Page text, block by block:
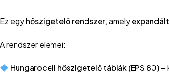
Ez egyhőszigetelő rendszer, amely
A rendszer elemei:
Hungarocell hőszigetelő táblák (EPS 80) –